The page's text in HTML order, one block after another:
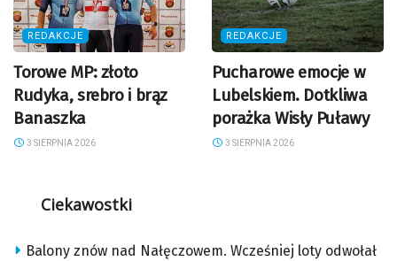
REDAKCJE
Torowe MP: złoto
Rudyka, srebro i brąz
Banaszka
3 SIERPNIA 2026
REDAKCJE
Pucharowe emocje w
Lubelskiem. Dotkliwa
porażka Wisły Puławy
3 SIERPNIA 2026
Ciekawostki
Balony znów nad Nałęczowem. Wcześniej loty odwołał